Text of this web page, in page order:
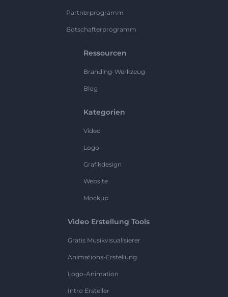
Partnerprogramm
Botschafterprogramm
Ressourcen
Branding-Werkzeug
Blog
Kategorien
Video
Logo
Grafikdesign
Website
Mockup
Video Erstellung Tools
Gratis Musikvisualisierer
Animations-Erstellung
Logo-Animation
Intro Ersteller